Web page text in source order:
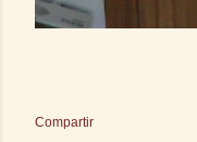
Compartir